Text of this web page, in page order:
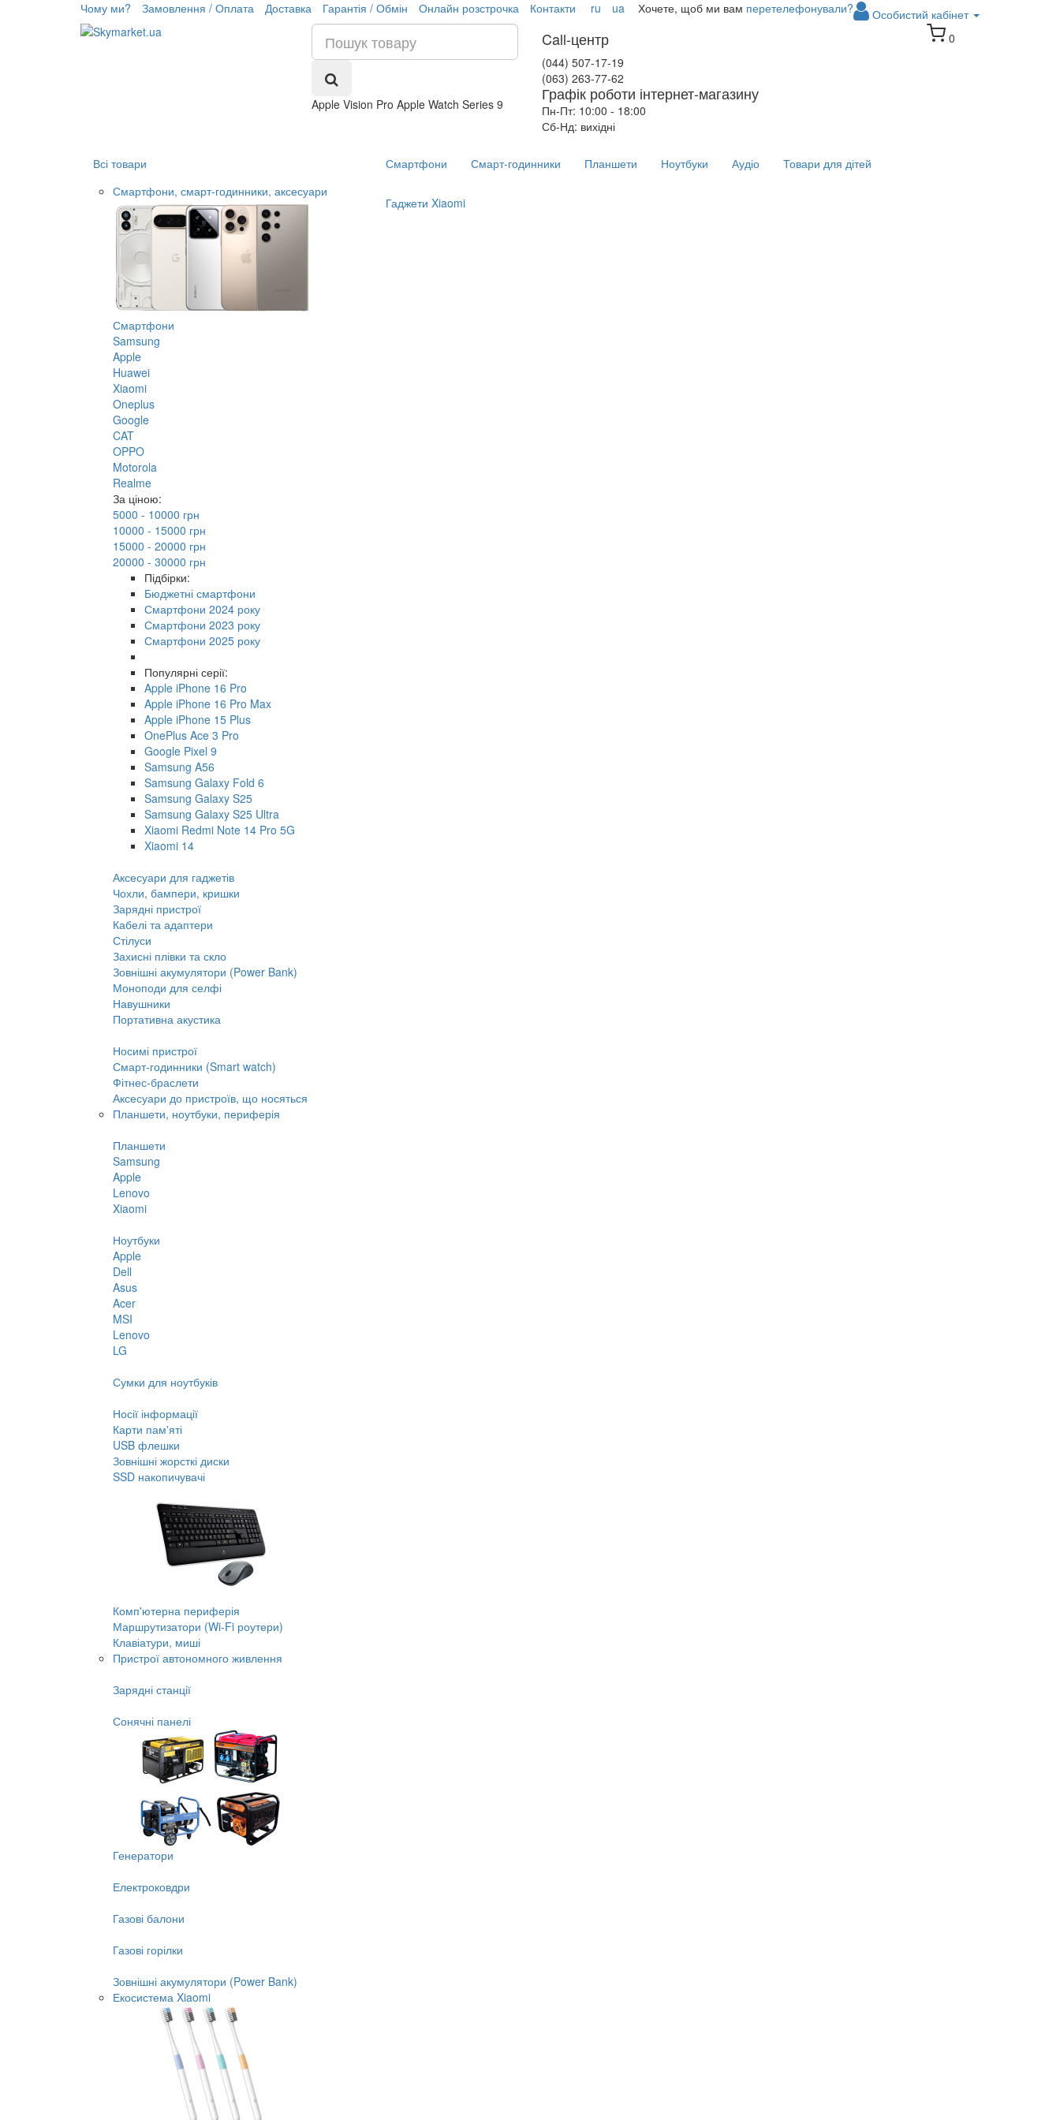
Чому ми? Замовлення / Оплата Доставка Гарантія / Обмін Онлайн розстрочка Контакти ru ua Особистий кабінет
Хочете, щоб ми вам перетелефонували?
Apple Vision Pro Apple Watch Series 9
Call-центр
(044) 507-17-19
(063) 263-77-62
Графік роботи інтернет-магазину
Пн-Пт: 10:00 - 18:00
Сб-Нд: вихідні
0
Всі товари
Смартфони, смарт-годинники, аксесуари
Смартфони
Samsung
Apple
Huawei
Xiaomi
Oneplus
Google
CAT
OPPO
Motorola
Realme
За ціною:
5000 - 10000 грн
10000 - 15000 грн
15000 - 20000 грн
20000 - 30000 грн
Підбірки:
Бюджетні смартфони
Смартфони 2024 року
Смартфони 2023 року
Смартфони 2025 року
Популярні серії:
Apple iPhone 16 Pro
Apple iPhone 16 Pro Max
Apple iPhone 15 Plus
OnePlus Ace 3 Pro
Google Pixel 9
Samsung A56
Samsung Galaxy Fold 6
Samsung Galaxy S25
Samsung Galaxy S25 Ultra
Xiaomi Redmi Note 14 Pro 5G
Xiaomi 14
Аксесуари для гаджетів
Чохли, бампери, кришки
Зарядні пристрої
Кабелі та адаптери
Стілуси
Захисні плівки та скло
Зовнішні акумулятори (Power Bank)
Моноподи для селфі
Навушники
Портативна акустика
Носимі пристрої
Смарт-годинники (Smart watch)
Фітнес-браслети
Аксесуари до пристроїв, що носяться
Планшети, ноутбуки, периферія
Планшети
Samsung
Apple
Lenovo
Xiaomi
Ноутбуки
Apple
Dell
Asus
Acer
MSI
Lenovo
LG
Сумки для ноутбуків
Носії інформації
Карти пам'яті
USB флешки
Зовнішні жорсткі диски
SSD накопичувачі
Комп'ютерна периферія
Маршрутизатори (Wi-Fi роутери)
Клавіатури, миші
Пристрої автономного живлення
Зарядні станції
Сонячні панелі
Генератори
Електроковдри
Газові балони
Газові горілки
Зовнішні акумулятори (Power Bank)
Екосистема Xiaomi
Смартфони Смарт-годинники Планшети Ноутбуки Аудіо Товари для дітей
Гаджети Xiaomi